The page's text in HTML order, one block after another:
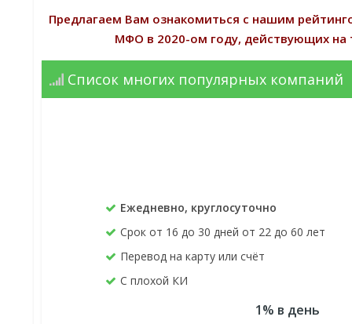
Предлагаем Вам ознакомиться с нашим
МФО в 2020-ом году, действующих на
Список многих популярных компаний
Ежедневно, круглосуточно
Срок от 16 до 30 дней от 22 до 60 лет
Перевод на карту или счёт
С плохой КИ
1% в день